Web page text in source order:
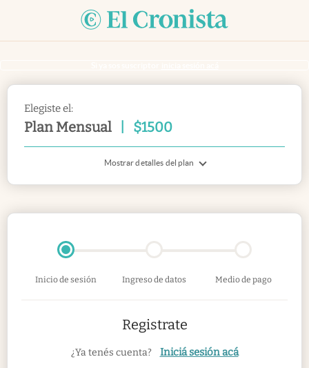
Elegiste el:
Plan Mensual $1500
Mostrar detalles del plan
Inicio de sesión Ingreso de datos Medio de pago
Registrate
¿Ya tenés cuenta? Iniciá sesión acá